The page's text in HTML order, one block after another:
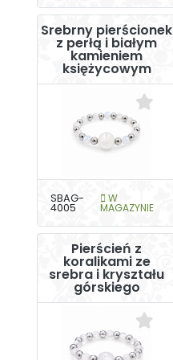
Srebrny pierścionek
z perłą i białym
kamieniem
księżycowym
SBAG-
4005
W
MAGAZYNIE
Pierścień z
koralikami ze
srebra i kryształu
górskiego